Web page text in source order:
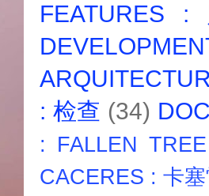
: 检查 (34)
: FALLEN
CACERES : 卡